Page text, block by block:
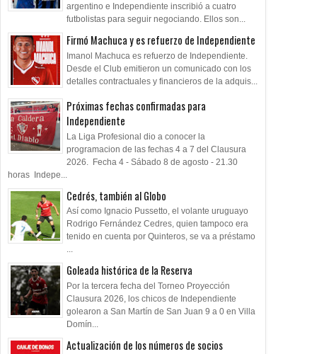
argentino e Independiente inscribió a cuatro
futbolistas para seguir negociando. Ellos son...
Firmó Machuca y es refuerzo de Independiente
Imanol Machuca es refuerzo de Independiente.
Desde el Club emitieron un comunicado con los
detalles contractuales y financieros de la adquis...
Próximas fechas confirmadas para
Independiente
La Liga Profesional dio a conocer la
programacion de las fechas 4 a 7 del Clausura
2026. Fecha 4 - Sábado 8 de agosto - 21.30
horas Indepe...
Cedrés, también al Globo
Así como Ignacio Pussetto, el volante uruguayo
Rodrigo Fernández Cedres, quien tampoco era
tenido en cuenta por Quinteros, se va a préstamo
...
Goleada histórica de la Reserva
Por la tercera fecha del Torneo Proyección
Clausura 2026, los chicos de Independiente
golearon a San Martín de San Juan 9 a 0 en Villa
Domín...
Actualización de los números de socios